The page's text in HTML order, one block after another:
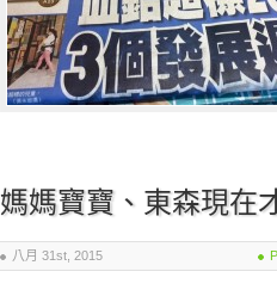
媽媽寶寶、東森現在
八月 31st, 2015